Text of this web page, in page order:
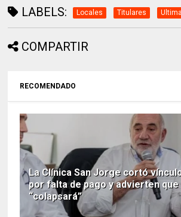
LABELS: Locales Titulares
COMPARTIR
RECOMENDADO
La Clínica San Jorge cortó
por falta de pago y advierten
“colapsará”